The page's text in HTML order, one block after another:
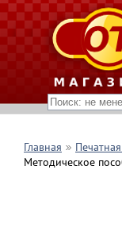
Главная
Методическое